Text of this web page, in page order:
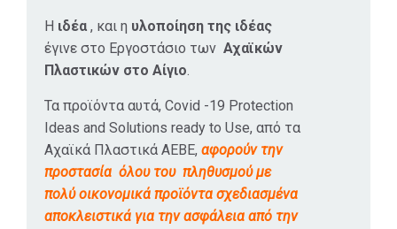
όχι μόνο. Με
αυτά τα
απόλυτη
ασφάλεια για το
που θα
ακουμπήσει ο
ασθενής ή ο
πελάτης
Η ιδέα , και η υλοποίηση της ιδέας
έγινε στο Εργοστάσιο των Αχαϊκών
Πλαστικών στο Αίγιο.
Τα προϊόντα αυτά, Covid -19 Protection
Ideas and Solutions ready to Use, από τα
Αχαϊκά Πλαστικά ΑΕΒΕ, αφορούν την
προστασία όλου του πληθυσμού με
πολύ οικονομικά προϊόντα σχεδιασμένα
αποκλειστικά για την ασφάλεια από την